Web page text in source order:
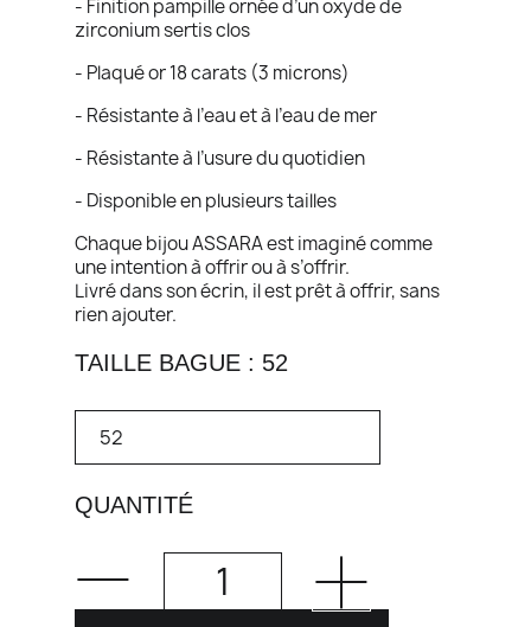
- Finition pampille ornée d’un oxyde de
zirconium sertis clos
- Plaqué or 18 carats (3 microns)
- Résistante à l’eau et à l’eau de mer
- Résistante à l’usure du quotidien
- Disponible en plusieurs tailles
Chaque bijou ASSARA est imaginé comme
une intention à offrir ou à s’offrir.
Livré dans son écrin, il est prêt à offrir, sans
rien ajouter.
TAILLE BAGUE : 52
QUANTITÉ